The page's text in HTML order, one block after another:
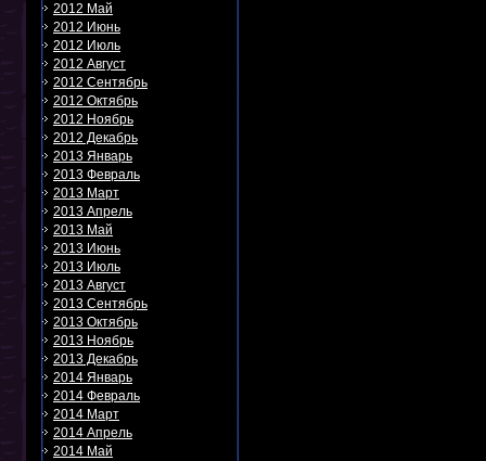
2012 Май
2012 Июнь
2012 Июль
2012 Август
2012 Сентябрь
2012 Октябрь
2012 Ноябрь
2012 Декабрь
2013 Январь
2013 Февраль
2013 Март
2013 Апрель
2013 Май
2013 Июнь
2013 Июль
2013 Август
2013 Сентябрь
2013 Октябрь
2013 Ноябрь
2013 Декабрь
2014 Январь
2014 Февраль
2014 Март
2014 Апрель
2014 Май